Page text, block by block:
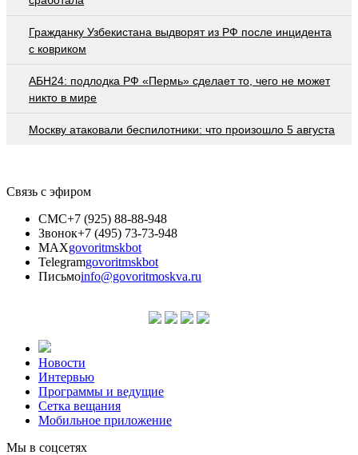
Гражданку Узбекистана выдворят из РФ после инцидента
с ковриком
АБН24: подлодка РФ «Пермь» сделает то, чего не может
никто в мире
Москву атаковали беспилотники: что произошло 5 августа
Связь с эфиром
СМС+7 (925) 88-88-948
Звонок+7 (495) 73-73-948
MAXgovoritmskbot
Telegramgovoritmskbot
Письмоinfo@govoritmoskva.ru
Новости
Интервью
Программы и ведущие
Сетка вещания
Мобильное приложение
Мы в соцсетях